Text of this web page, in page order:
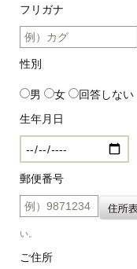
フリガナ
性別
男 女
回答しない
生年月日
郵便番号
い。
ご住所